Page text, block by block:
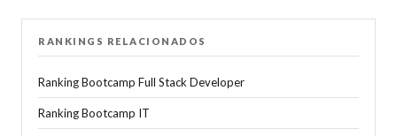
RANKINGS RELACIONADOS
Ranking Bootcamp Full Stack Developer
Ranking Bootcamp IT